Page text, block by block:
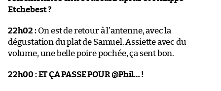
Etchebest ?
22h02 :On est de retour à l’antenne, avec la
dégustation du plat de Samuel. Assiette avec du
volume, une belle poire pochée, ça sent bon.
22h00 :ET ÇA PASSE POUR @Phil… !